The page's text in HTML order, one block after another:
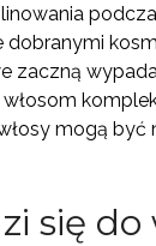
dobranymi
zaczną
mogą
się do